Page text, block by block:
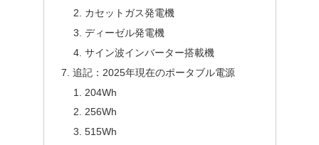
カセットガス発電機
ディーゼル発電機
サイン波インバーター搭載機
追記：2025年現在のポータブル電源
204Wh
256Wh
515Wh